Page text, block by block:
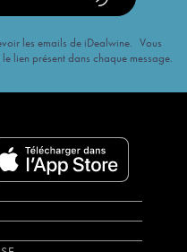
les emails de iDealwine. Vous
lien présent dans chaque message.